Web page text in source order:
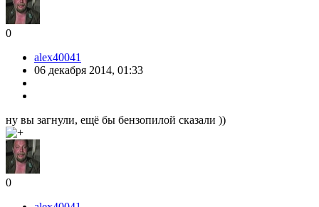
0
alex40041
06 декабря 2014, 01:33
ну вы загнули, ещё бы бензопилой сказали ))
0